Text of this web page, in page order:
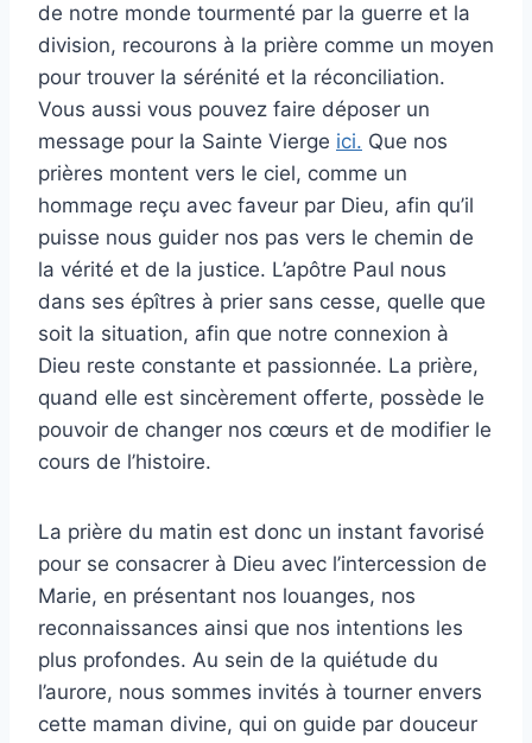
de notre monde tourmenté par la guerre et la
division, recourons à la prière comme un moyen
pour trouver la sérénité et la réconciliation.
Vous aussi vous pouvez faire déposer un
message pour la Sainte Vierge ici. Que nos
prières montent vers le ciel, comme un
hommage reçu avec faveur par Dieu, afin qu’il
puisse nous guider nos pas vers le chemin de
la vérité et de la justice. L’apôtre Paul nous
dans ses épîtres à prier sans cesse, quelle que
soit la situation, afin que notre connexion à
Dieu reste constante et passionnée. La prière,
quand elle est sincèrement offerte, possède le
pouvoir de changer nos cœurs et de modifier le
cours de l’histoire.
La prière du matin est donc un instant favorisé
pour se consacrer à Dieu avec l’intercession de
Marie, en présentant nos louanges, nos
reconnaissances ainsi que nos intentions les
plus profondes. Au sein de la quiétude du
l’aurore, nous sommes invités à tourner envers
cette maman divine, qui on guide par douceur